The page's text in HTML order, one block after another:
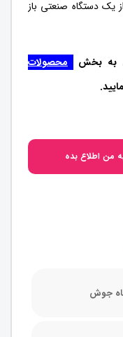
یک دستگاه صنعتی باز
به بخش
محصولات
من اطلاع بده
جوش